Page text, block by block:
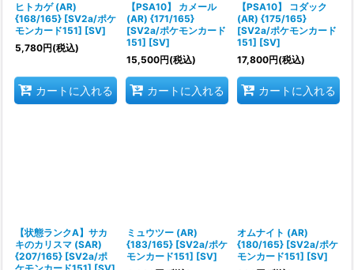
ヒトカゲ (AR)
{168/165} [SV2a/ポケ
モンカード151] [SV]
5,780円(税込)
カートに入れる
【PSA10】 カメール
(AR) {171/165}
[SV2a/ポケモンカード
151] [SV]
15,500円(税込)
カートに入れる
【PSA10】 コダック
(AR) {175/165}
[SV2a/ポケモンカード
151] [SV]
17,800円(税込)
カートに入れる
【状態ランクA】サカ
キのカリスマ (SAR)
{207/165} [SV2a/ポ
ミュウツー (AR)
{183/165} [SV2a/ポケ
モンカード151] [SV]
オムナイト (AR)
{180/165} [SV2a/ポケ
モンカード151] [SV]